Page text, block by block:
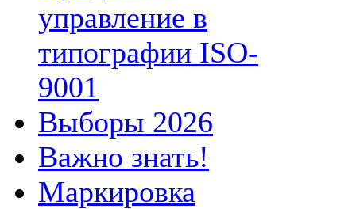
управление в
типографии ISO-
9001
Выборы 2026
Важно знать!
Маркировка